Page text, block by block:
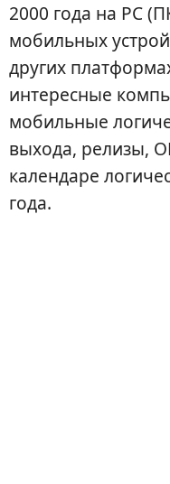
2000 года на PC
мобильных
других
интересные
мобильные
выхода, релизы,
календаре
года.